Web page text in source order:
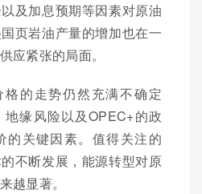
及加息预期等因素对原油
页岩油产量的增加也在一
应紧张的局面。
的走势仍然充满不确定
缘风险以及OPEC+的政
的关键因素。值得关注的
不断发展，能源转型对原
越显著。